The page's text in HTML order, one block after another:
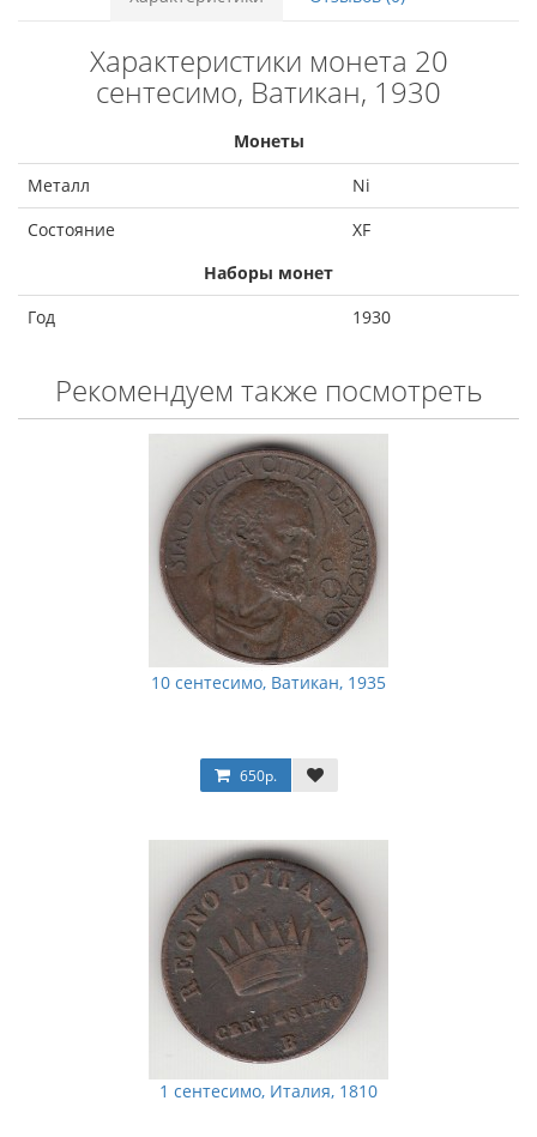
Характеристики монета 20
сентесимо, Ватикан, 1930
Монеты
Металл
Ni
Состояние
XF
Наборы монет
Год
1930
Рекомендуем также посмотреть
10 сентесимо, Ватикан, 1935
650р.
1 сентесимо, Италия, 1810